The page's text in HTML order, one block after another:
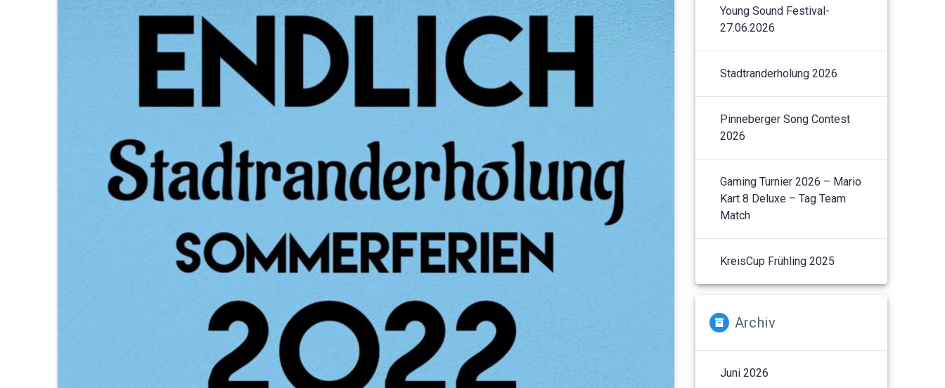
Young Sound Festival-
27.06.2026
Stadtranderholung 2026
Pinneberger Song Contest
2026
Gaming Turnier 2026 – Mario
Kart 8 Deluxe – Tag Team
Match
KreisCup Frühling 2025
Archiv
Juni 2026